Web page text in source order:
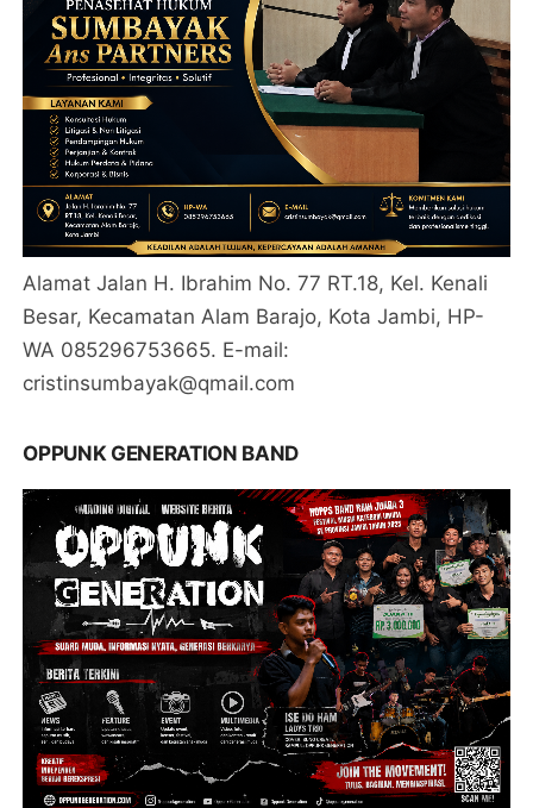
Alamat Jalan H. Ibrahim No. 77 RT.18, Kel. Kenali
Besar, Kecamatan Alam Barajo, Kota Jambi, HP-
WA 085296753665. E-mail:
cristinsumbayak@qmail.com
OPPUNK GENERATION BAND